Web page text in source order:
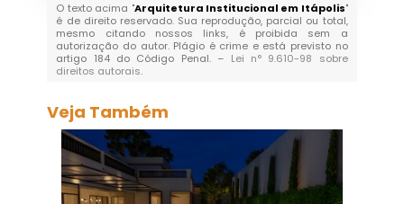
O texto acima "Arquitetura Institucional em Itápolis"
é de direito reservado. Sua reprodução, parcial ou total,
mesmo citando nossos links, é proibida sem a
autorização do autor. Plágio é crime e está previsto no
artigo 184 do Código Penal. – Lei n° 9.610-98 sobre
direitos autorais.
Veja Também